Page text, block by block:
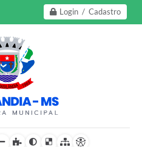
Login / Cadastro